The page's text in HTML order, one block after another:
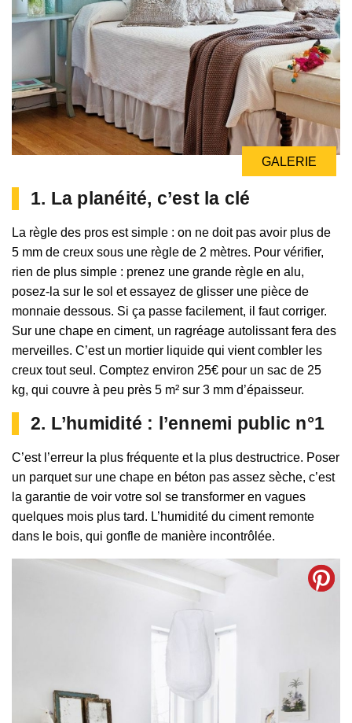
GALERIE
1. La planéité, c’est la clé
La règle des pros est simple : on ne doit pas avoir plus de
5 mm de creux sous une règle de 2 mètres. Pour vérifier,
rien de plus simple : prenez une grande règle en alu,
posez-la sur le sol et essayez de glisser une pièce de
monnaie dessous. Si ça passe facilement, il faut corriger.
Sur une chape en ciment, un ragréage autolissant fera des
merveilles. C’est un mortier liquide qui vient combler les
creux tout seul. Comptez environ 25€ pour un sac de 25
kg, qui couvre à peu près 5 m² sur 3 mm d’épaisseur.
2. L’humidité : l’ennemi public n°1
C’est l’erreur la plus fréquente et la plus destructrice. Poser
un parquet sur une chape en béton pas assez sèche, c’est
la garantie de voir votre sol se transformer en vagues
quelques mois plus tard. L’humidité du ciment remonte
dans le bois, qui gonfle de manière incontrôlée.